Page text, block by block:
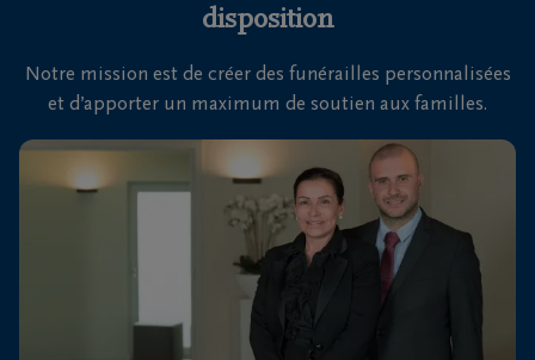
Nous
sommes
là pour
24h/24
disposition
Notre mission est de créer des funérailles personnalisées
et d’apporter un maximum de soutien aux familles.